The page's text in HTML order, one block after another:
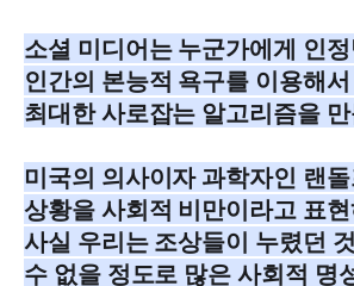
소셜 미디어는 누군가에게 인
인간의 본능적 욕구를 이용해
최대한 사로잡는 알고리즘을
미국의 의사이자 과학자인 랜
상황을 사회적 비만이라고 표
사실 우리는 조상들이 누렸던
수 없을 정도로 많은 사회적 명